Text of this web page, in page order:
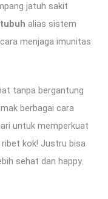
jatuh sakit
alias sistem
menjaga imunitas
tanpa bergantung
berbagai cara
untuk memperkuat
kok! Justru bisa
sehat dan happy.